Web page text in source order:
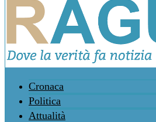
Cronaca
Politica
Attualità